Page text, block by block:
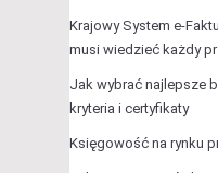
Krajowy System e-
musi wiedzieć każdy
Jak wybrać najlepsze
kryteria i certyfikaty
Księgowość na rynku